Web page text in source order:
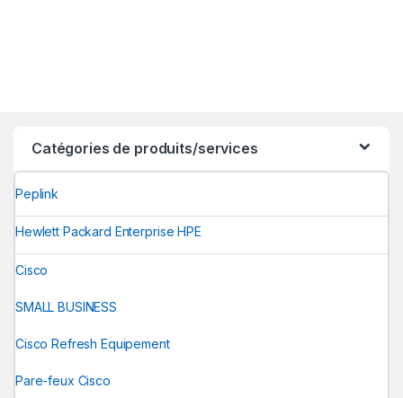
Catégories de produits/services
Peplink
Hewlett Packard Enterprise HPE
Cisco
SMALL BUSINESS
Cisco Refresh Equipement
Pare-feux Cisco